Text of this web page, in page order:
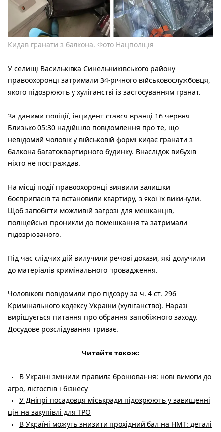
Кидав гранати з балкона. Фото Нацполіція
У селищі Васильківка Синельниківського району
правоохоронці затримали 34-річного військовослужбовця,
якого підозрюють у хуліганстві із застосуванням гранат.
За даними поліції, інцидент стався вранці 16 червня.
Близько 05:30 надійшло повідомлення про те, що
невідомий чоловік у військовій формі кидає гранати з
балкона багатоквартирного будинку. Внаслідок вибухів
ніхто не постраждав.
На місці події правоохоронці виявили залишки
боєприпасів та встановили квартиру, з якої їх викинули.
Щоб запобігти можливій загрозі для мешканців,
поліцейські проникли до помешкання та затримали
підозрюваного.
Під час слідчих дій вилучили речові докази, які долучили
до матеріалів кримінального провадження.
Чоловікові повідомили про підозру за ч. 4 ст. 296
Кримінального кодексу України (хуліганство). Наразі
вирішується питання про обрання запобіжного заходу.
Досудове розслідування триває.
Читайте також:
В Україні змінили правила бронювання: нові вимоги до
агро, лісгоспів і бізнесу
У Дніпрі посадовця міськради підозрюють у завищенні
цін на закупівлі для ТРО
В Україні можуть знизити прохідний бал на НМТ: деталі